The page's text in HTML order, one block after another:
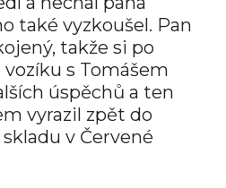
také vyzkoušel. Pan
takže si po
s Tomášem
úspěchů a ten
vyrazil zpět do
v Červené